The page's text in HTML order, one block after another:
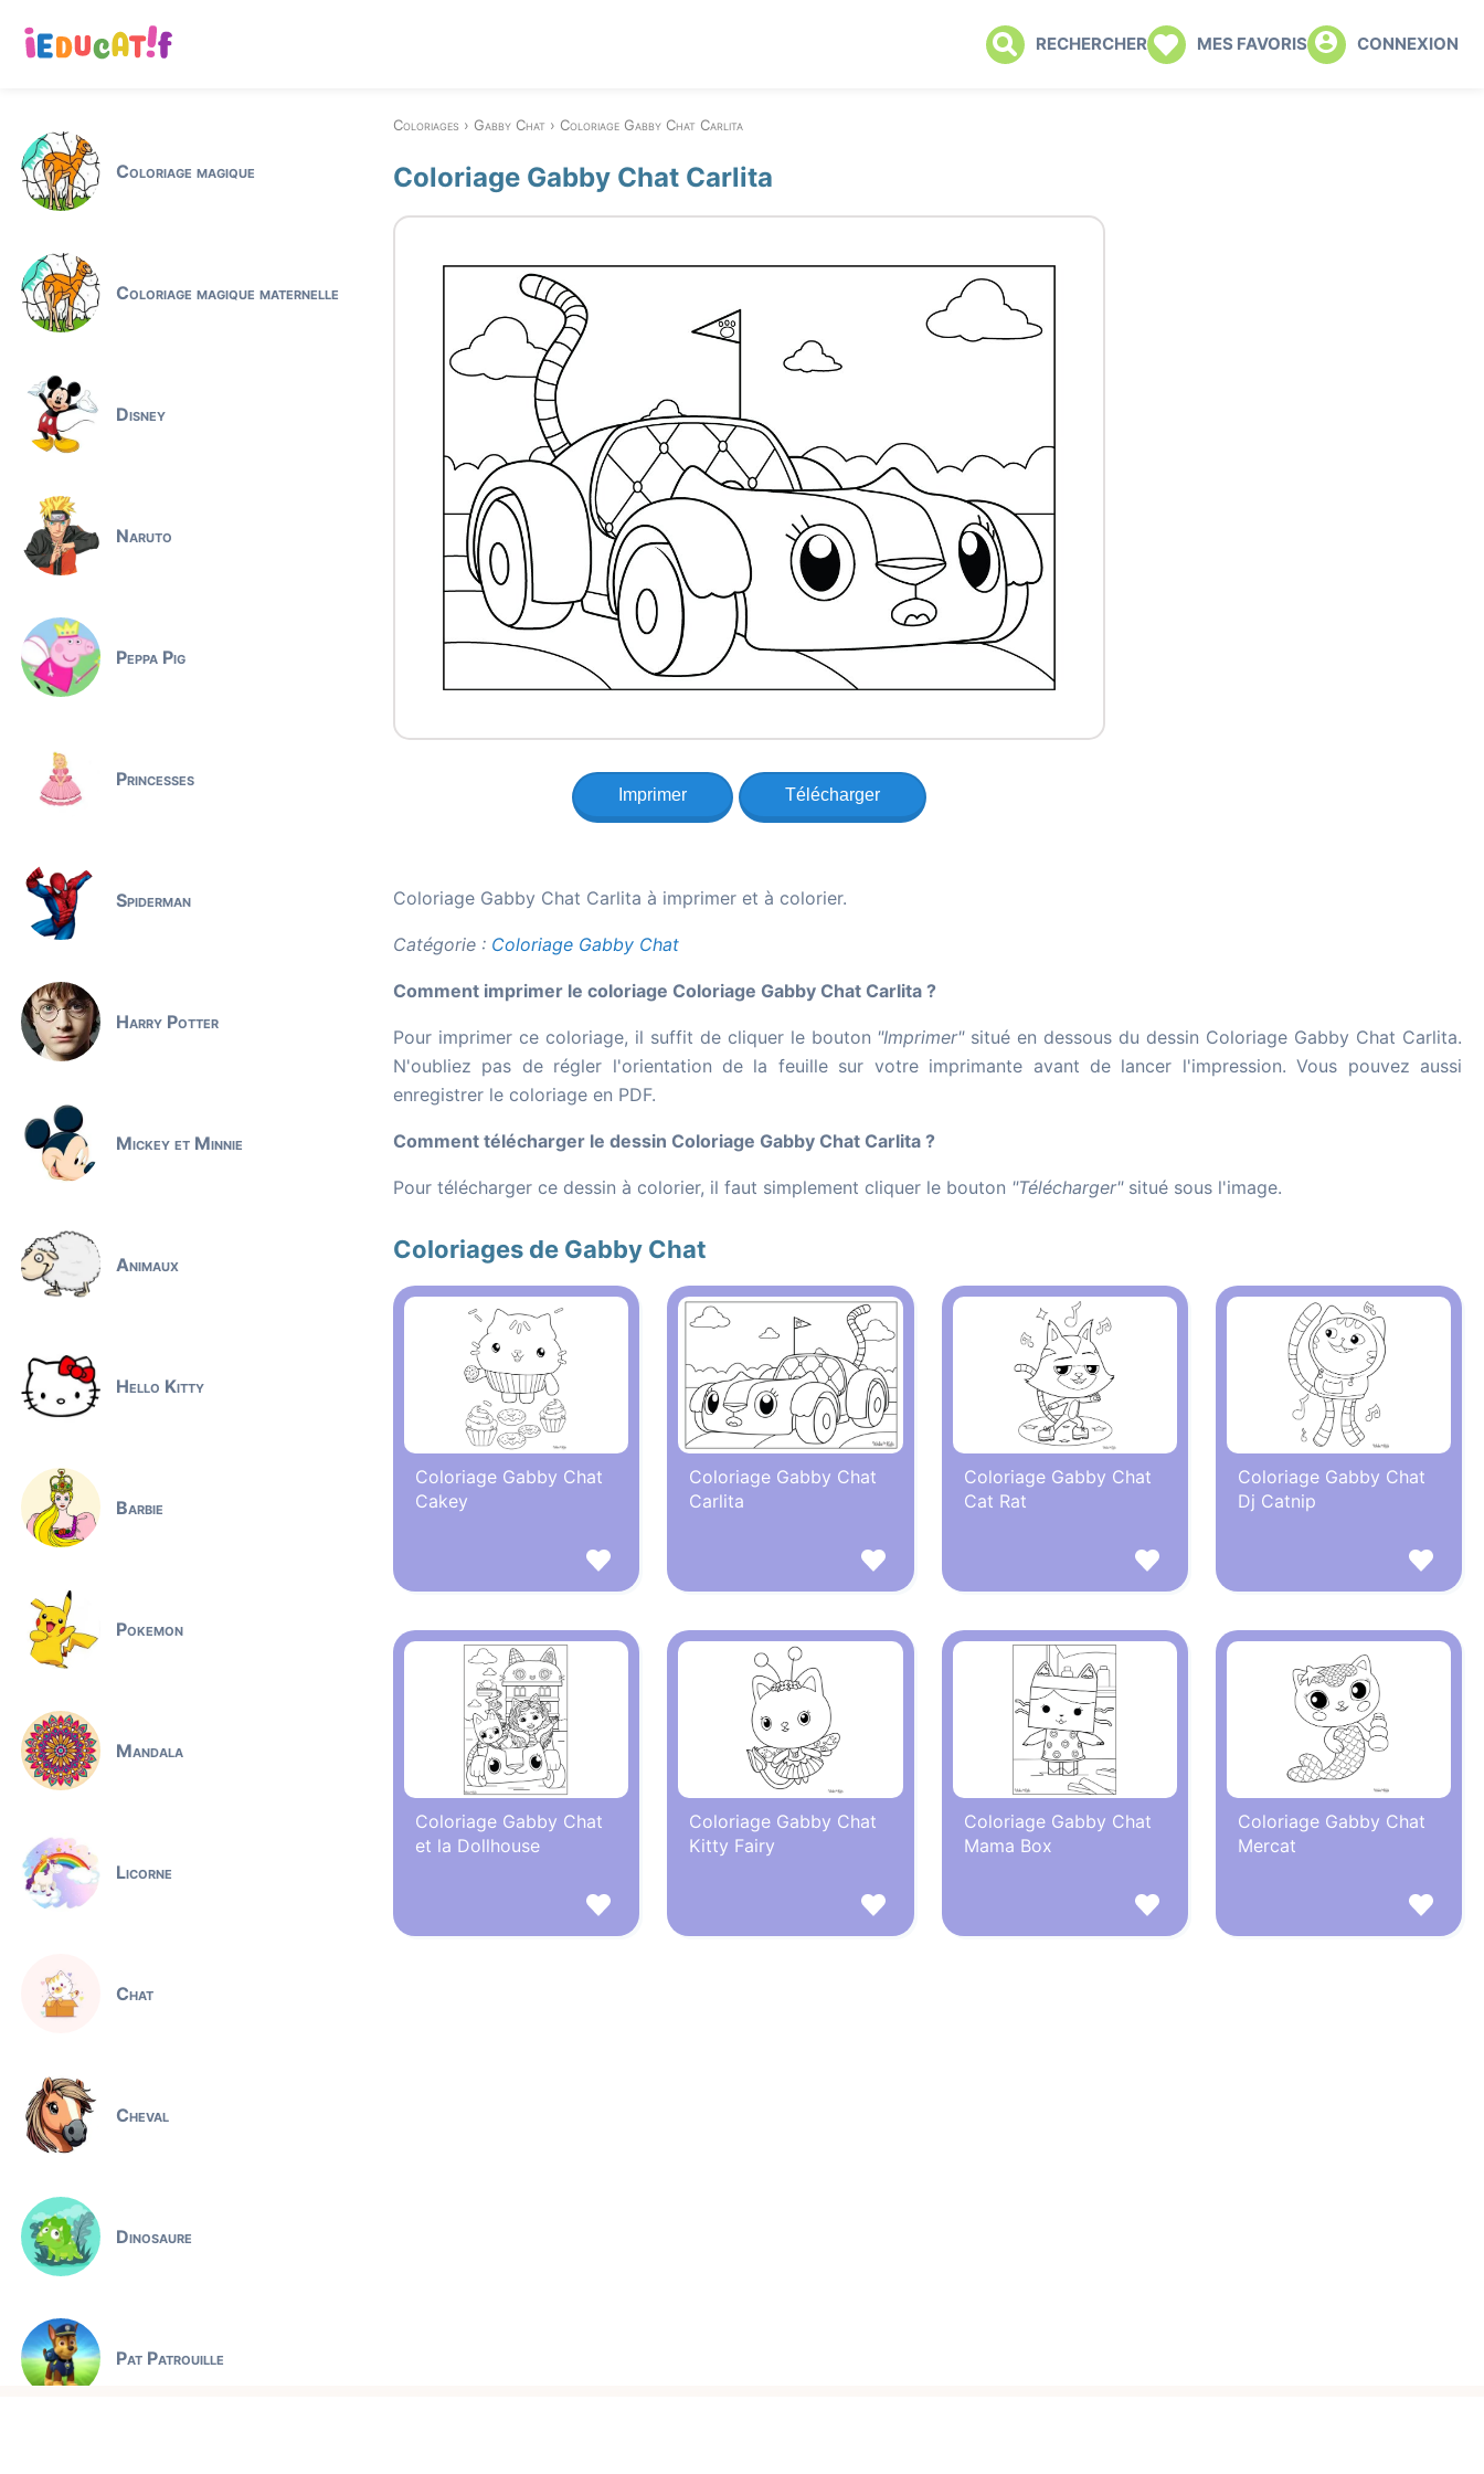
RECHERCHER MES FAVORIS CONNEXION
Coloriage magique
Coloriage magique maternelle
Disney
Naruto
Peppa Pig
Princesses
Spiderman
Harry Potter
Mickey et Minnie
Animaux
Hello Kitty
Barbie
Pokemon
Mandala
Licorne
Chat
Cheval
Dinosaure
Pat Patrouille
Coloriages Gabby Chat Coloriage Gabby Chat Carlita
Coloriage Gabby Chat Carlita
Imprimer Télécharger
Coloriage Gabby Chat Carlita à imprimer et à colorier.
Catégorie : Coloriage Gabby Chat
Comment imprimer le coloriage Coloriage Gabby Chat Carlita ?
Pour imprimer ce coloriage, il suffit de cliquer le bouton "Imprimer"situé en dessous du dessin Coloriage Gabby Chat Carlita.
N'oubliez pas de régler l'orientation de la feuille sur votre imprimante avant de lancer l'impression. Vous pouvez aussi
enregistrer le coloriage en PDF.
Comment télécharger le dessin Coloriage Gabby Chat Carlita ?
Pour télécharger ce dessin à colorier, il faut simplement cliquer le bouton "Télécharger"situé sous l'image.
Coloriages de Gabby Chat
Coloriage Gabby Chat
Cakey
Coloriage Gabby Chat
Carlita
Coloriage Gabby Chat
Cat Rat
Coloriage Gabby Chat
Dj Catnip
Coloriage Gabby Chat
et la Dollhouse
Coloriage Gabby Chat
Kitty Fairy
Coloriage Gabby Chat
Mama Box
Coloriage Gabby Chat
Mercat